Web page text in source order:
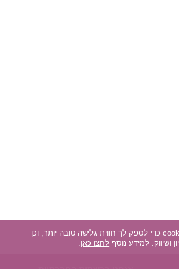
האתר עושה שימוש ב-cookies כדי לספק לך חווית גלישה טובה יותר, וכן
ושיווק. למידע נוסף לחצו כאן.